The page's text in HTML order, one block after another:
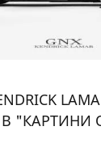
"КАРТИНИ